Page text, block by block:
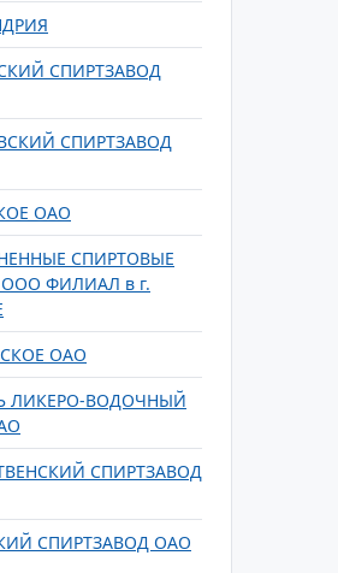
СПИРТЗАВОД
СПИРТЗАВОД
ОАО
СПИРТОВЫЕ
ФИЛИАЛ в г.
ОАО
ЛИКЕРО-ВОДОЧНЫЙ
СПИРТЗАВОД
СПИРТЗАВОД ОАО